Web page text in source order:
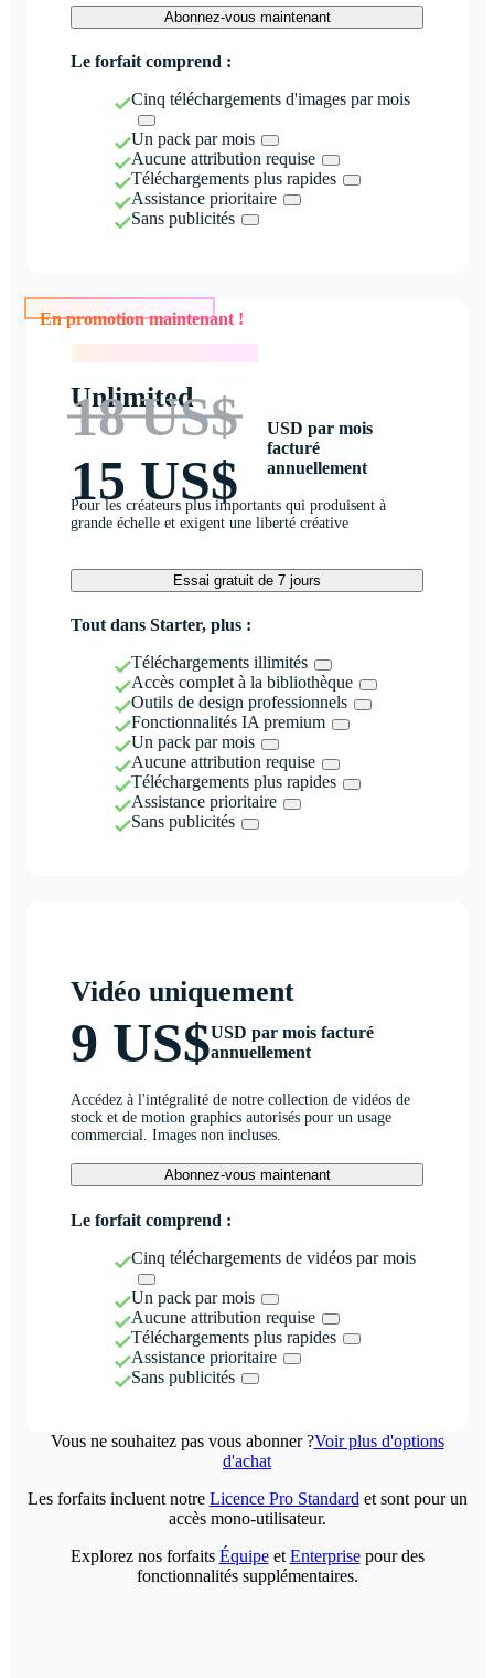
Abonnez-vous maintenant
Le forfait comprend :
Cinq téléchargements d'images par mois
Un pack par mois
Aucune attribution requise
Téléchargements plus rapides
Assistance prioritaire
Sans publicités
En promotion maintenant !
Unlimited
18 US$
15 US$
USD par mois
facturé
annuellement
Pour les créateurs plus importants qui produisent à
grande échelle et exigent une liberté créative
Essai gratuit de 7 jours
Tout dans Starter, plus :
Téléchargements illimités
Accès complet à la bibliothèque
Outils de design professionnels
Fonctionnalités IA premium
Un pack par mois
Aucune attribution requise
Téléchargements plus rapides
Assistance prioritaire
Sans publicités
Vidéo uniquement
9 US$USD par mois facturé
annuellement
Accédez à l'intégralité de notre collection de vidéos de
stock et de motion graphics autorisés pour un usage
commercial. Images non incluses.
Abonnez-vous maintenant
Le forfait comprend :
Cinq téléchargements de vidéos par mois
Un pack par mois
Aucune attribution requise
Téléchargements plus rapides
Assistance prioritaire
Sans publicités
Vous ne souhaitez pas vous abonner ?Voir plus d'options
d'achat
Les forfaits incluent notre Licence Pro Standard et sont pour un
accès mono-utilisateur.
Explorez nos forfaits Équipeet Enterprisepour des
fonctionnalités supplémentaires.